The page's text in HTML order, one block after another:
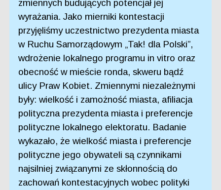
zmiennych budujących potencjał jej
wyrażania. Jako mierniki kontestacji
przyjęliśmy uczestnictwo prezydenta miasta
w Ruchu Samorządowym „Tak! dla Polski”,
wdrożenie lokalnego programu in vitro oraz
obecność w mieście ronda, skweru bądź
ulicy Praw Kobiet. Zmiennymi niezależnymi
były: wielkość i zamożność miasta, afiliacja
polityczna prezydenta miasta i preferencje
polityczne lokalnego elektoratu. Badanie
wykazało, że wielkość miasta i preferencje
polityczne jego obywateli są czynnikami
najsilniej związanymi ze skłonnością do
zachowań kontestacyjnych wobec polityki